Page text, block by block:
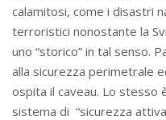
calamitosi, come i disastri
terroristici nonostante la
uno “storico” in tal senso.
alla sicurezza perimetrale
ospita il caveau. Lo stesso
sistema di “sicurezza